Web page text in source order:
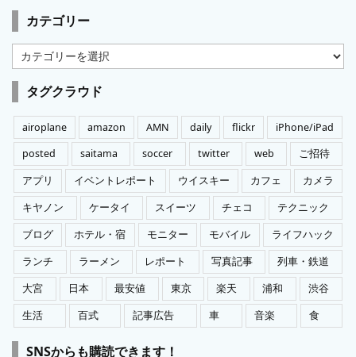
カテゴリー
テ
ゴ
ー
タグクラウド
airoplane amazon AMN daily flickr
iPhone/iPad
posted
saitama soccer twitter web
ご招待
アプリ
イベントレポート ウイスキー カフェ
カメラ
キヤノン
ケータイ スイーツ チェコ
テクニック
ブログ
ホテル・宿 モニター モバイル
ライフハック
ランチ
ラーメン レポート 写真記事
列車・鉄道
大宮
日本 最安値 東京 楽天 浦和
渋谷
生活
百式 記事広告 車 音楽 食
SNSからも購読できます！